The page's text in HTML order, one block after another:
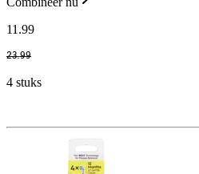
11.99
23.99
4 stuks